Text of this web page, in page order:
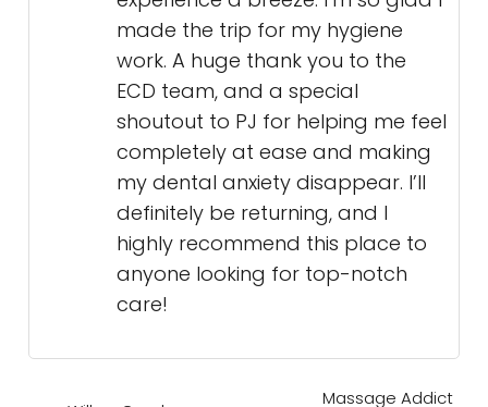
made the trip for my hygiene
work. A huge thank you to the
ECD team, and a special
shoutout to PJ for helping me feel
completely at ease and making
my dental anxiety disappear. I’ll
definitely be returning, and I
highly recommend this place to
anyone looking for top-notch
care!
Massage Addict